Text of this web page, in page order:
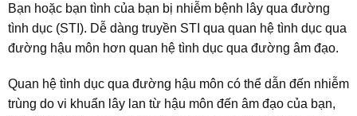
Bạn hoặc bạn tình của bạn bị nhiễm bệnh lây qua đường
tình dục (STI). Dễ dàng truyền STI qua quan hệ tình dục qua
đường hậu môn hơn quan hệ tình dục qua đường âm đạo.
Quan hệ tình dục qua đường hậu môn có thể dẫn đến nhiễm
trùng do vi khuẩn lây lan từ hậu môn đến âm đạo của bạn,